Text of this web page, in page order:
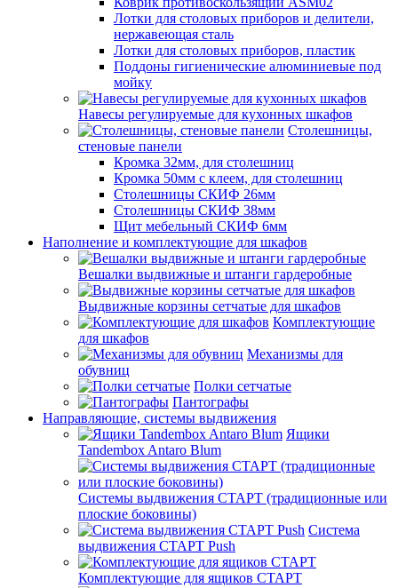
Лотки для столовых приборов и делители,
нержавеющая сталь
Лотки для столовых приборов, пластик
Поддоны гигиенические алюминиевые под
мойку
Навесы регулируемые для кухонных шкафов
Столешницы,
стеновые панели
Кромка 32мм, для столешниц
Кромка 50мм с клеем, для столешниц
Столешницы СКИФ 26мм
Столешницы СКИФ 38мм
Щит мебельный СКИФ 6мм
Наполнение и комплектующие для шкафов
Вешалки выдвижные и штанги гардеробные
Выдвижные корзины сетчатые для шкафов
Комплектующие
для шкафов
Механизмы для
обувниц
Полки сетчатые
Пантографы
Направляющие, системы выдвижения
Ящики
Tandembox Antaro Blum
Системы выдвижения СТАРТ (традиционные или
плоские боковины)
Система
выдвижения СТАРТ Push
Комплектующие для ящиков СТАРТ